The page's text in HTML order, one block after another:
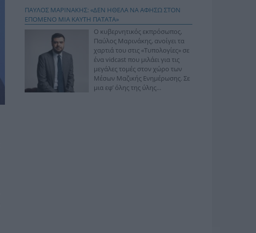
ΠΑΥΛΟΣ ΜΑΡΙΝΑΚΗΣ: «ΔΕΝ ΗΘΕΛΑ ΝΑ ΑΦΗΣΩ ΣΤΟΝ
ΕΠΟΜΕΝΟ ΜΙΑ ΚΑΥΤΗ ΠΑΤΑΤΑ»
Ο κυβερνητικός εκπρόσωπος,
Παύλος Μαρινάκης, ανοίγει τα
χαρτιά του στις «Τυπολογίες» σε
ένα vidcast που μιλάει για τις
μεγάλες τομές στον χώρο των
Μέσων Μαζικής Ενημέρωσης. Σε
μια εφ’ όλης της ύλης